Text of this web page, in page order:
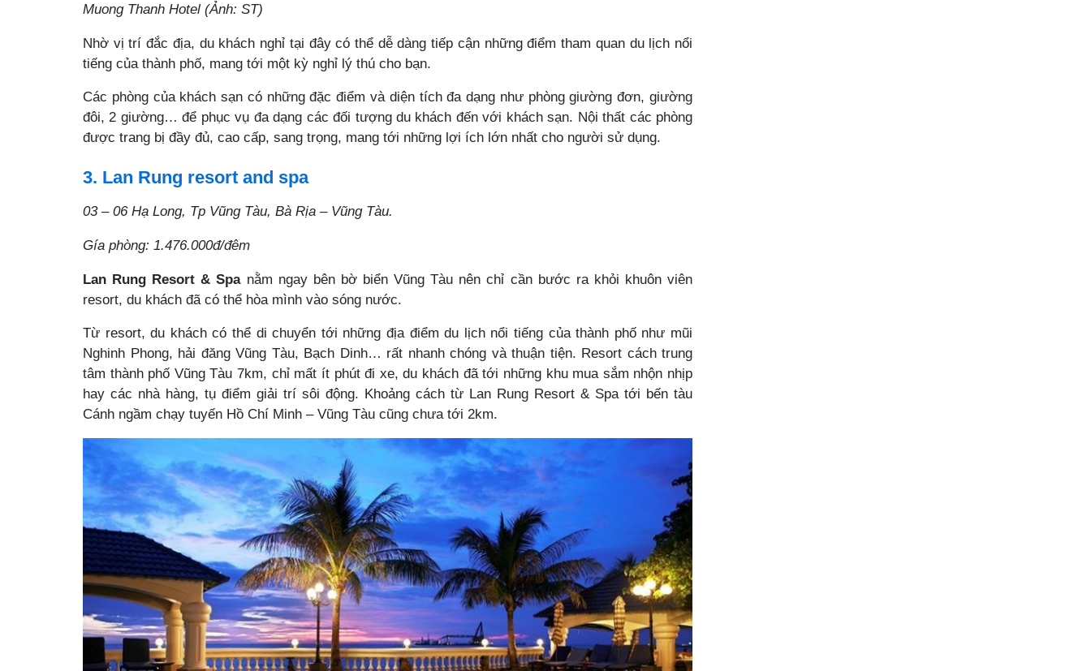
Muong Thanh Hotel (Ảnh: ST)
Nhờ vị trí đắc địa, du khách nghỉ tại đây có thể dễ dàng tiếp cận những điểm tham quan du lịch nổi
tiếng của thành phố, mang tới một kỳ nghỉ lý thú cho bạn.
Các phòng của khách sạn có những đặc điểm và diện tích đa dạng như phòng giường đơn, giường
đôi, 2 giường… để phục vụ đa dạng các đối tượng du khách đến với khách sạn. Nội thất các phòng
được trang bị đầy đủ, cao cấp, sang trọng, mang tới những lợi ích lớn nhất cho người sử dụng.
3. Lan Rung resort and spa
03 – 06 Hạ Long, Tp Vũng Tàu, Bà Rịa – Vũng Tàu.
Gía phòng: 1.476.000đ/đêm
Lan Rung Resort & Spanằm ngay bên bờ biển Vũng Tàu nên chỉ cần bước ra khỏi khuôn viên
resort, du khách đã có thể hòa mình vào sóng nước.
Từ resort, du khách có thể di chuyển tới những địa điểm du lịch nổi tiếng của thành phố như mũi
Nghinh Phong, hải đăng Vũng Tàu, Bạch Dinh… rất nhanh chóng và thuận tiện. Resort cách trung
tâm thành phố Vũng Tàu 7km, chỉ mất ít phút đi xe, du khách đã tới những khu mua sắm nhộn nhịp
hay các nhà hàng, tụ điểm giải trí sôi động. Khoảng cách từ Lan Rung Resort & Spa tới bến tàu
Cánh ngầm chạy tuyến Hồ Chí Minh – Vũng Tàu cũng chưa tới 2km.